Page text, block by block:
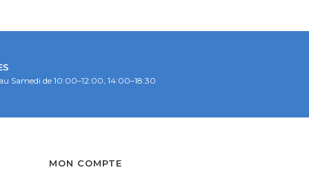
Samedi de 10:00–12:00, 14:00–18:30
MON COMPTE